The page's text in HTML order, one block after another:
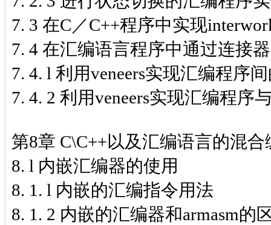
7. 3 在C／C++程序中实现
7. 4 在汇编语言程序中通过连接
7. 4. l 利用veneers实现汇编程序
7. 4. 2 利用veneers实现汇编程序
第8章 C\C++以及汇编语言的混合
8. l 内嵌汇编器的使用
8. 1. l 内嵌的汇编指令用法
8. 1. 2 内嵌的汇编器和armasm的